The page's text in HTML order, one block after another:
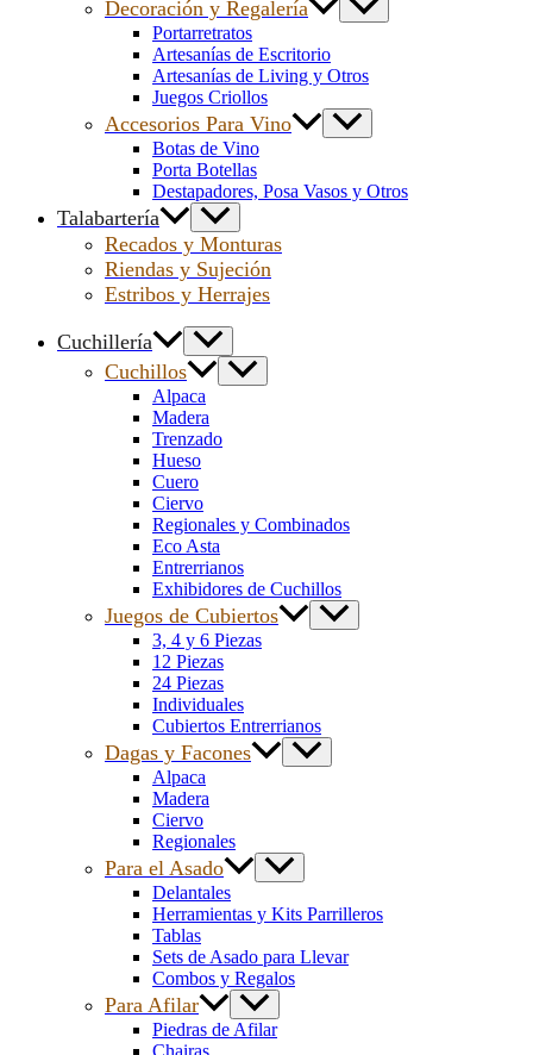
Decoración y Regalería
Portarretratos
Artesanías de Escritorio
Artesanías de Living y Otros
Juegos Criollos
Accesorios Para Vino
Botas de Vino
Porta Botellas
Destapadores, Posa Vasos y Otros
Talabartería
Recados y Monturas
Riendas y Sujeción
Estribos y Herrajes
Cuchillería
Cuchillos
Alpaca
Madera
Trenzado
Hueso
Cuero
Ciervo
Regionales y Combinados
Eco Asta
Entrerrianos
Exhibidores de Cuchillos
Juegos de Cubiertos
3, 4 y 6 Piezas
12 Piezas
24 Piezas
Individuales
Cubiertos Entrerrianos
Dagas y Facones
Alpaca
Madera
Ciervo
Regionales
Para el Asado
Delantales
Herramientas y Kits Parrilleros
Tablas
Sets de Asado para Llevar
Combos y Regalos
Para Afilar
Piedras de Afilar